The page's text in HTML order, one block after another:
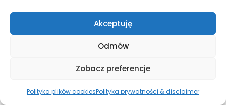
Akceptuję
Odmów
Zobacz preferencje
Polityka plików cookiesPolityka prywatności & disclaimer